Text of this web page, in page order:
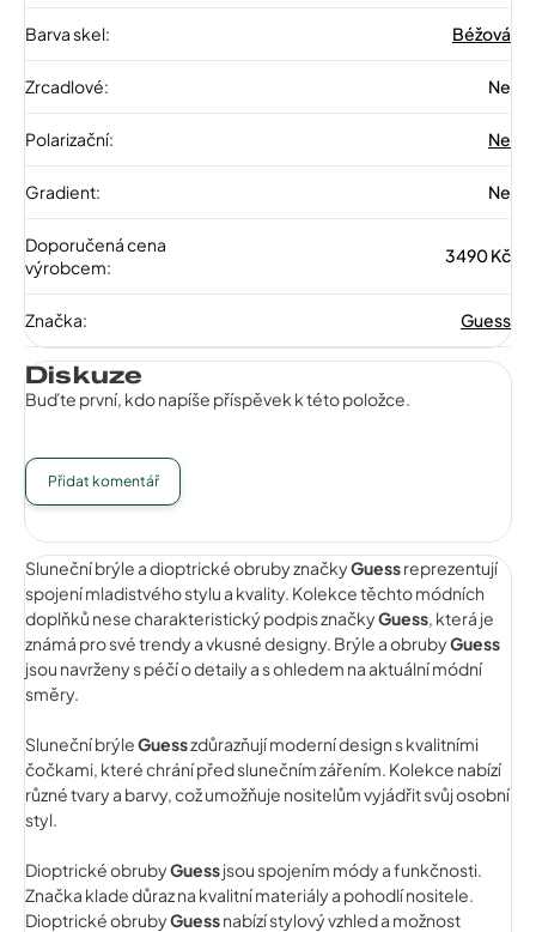
Barva skel: Béžová
Zrcadlové: Ne
Polarizační: Ne
Gradient: Ne
Doporučená cena
výrobcem:
3490 Kč
Značka: Guess
Diskuze
Buďte první, kdo napíše příspěvek k této položce.
Přidat komentář
Sluneční brýle a dioptrické obruby značkyGuessreprezentují
spojení mladistvého stylu a kvality. Kolekce těchto módních
doplňků nese charakteristický podpis značkyGuess, která je
známá pro své trendy a vkusné designy. Brýle a obrubyGuess
jsou navrženy s péčí o detaily a s ohledem na aktuální módní
směry.
Sluneční brýleGuesszdůrazňují moderní design s kvalitními
čočkami, které chrání před slunečním zářením. Kolekce nabízí
různé tvary a barvy, což umožňuje nositelům vyjádřit svůj osobní
styl.
Dioptrické obrubyGuessjsou spojením módy a funkčnosti.
Značka klade důraz na kvalitní materiály a pohodlí nositele.
Dioptrické obrubyGuessnabízí stylový vzhled a možnost